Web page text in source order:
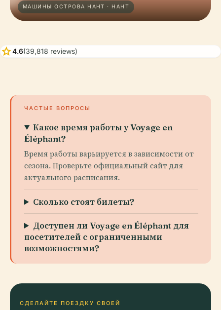
МАШИНЫ ОСТРОВА НАНТ · НАНТ
star4.6(39,818 reviews)
ЧАСТЫЕ ВОПРОСЫ
Какое время работы у Voyage en
Éléphant?
Время работы варьируется в зависимости от
сезона. Проверьте официальный сайт для
актуального расписания.
Сколько стоят билеты?
Доступен ли Voyage en Éléphant для
посетителей с ограниченными
возможностями?
СДЕЛАЙТЕ ПОЕЗДКУ СВОЕЙ